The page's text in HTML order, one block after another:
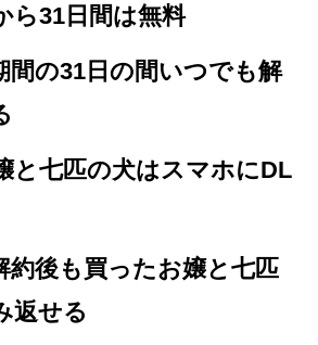
ら31日間は無料
間の31日の間いつでも解
と七匹の犬はスマホにDL
約後も買ったお嬢と七匹
返せる